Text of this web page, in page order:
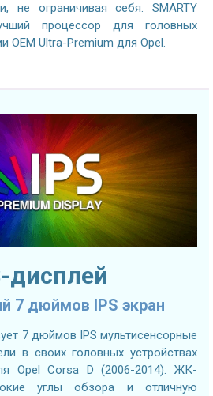
не ограничивая себя. SMARTY
процессор для головных
OEM Ultra-Premium для Opel.
дисплей
7 дюймов IPS экран
7 дюймов IPS мультисенсорные
в своих головных устройствах
Opel Corsa D (2006-2014). ЖК-
углы обзора и отличную